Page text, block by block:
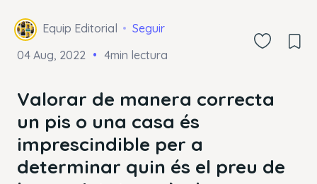
Equip Editorial
Seguir
04 Aug, 2022
4min lectura
Valorar de manera correcta
un pis o una casa és
imprescindible per a
determinar quin és el preu de